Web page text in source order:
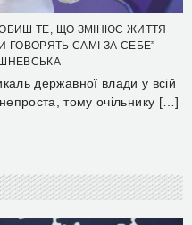
ТЕ, ЩО ЗМІНЮЄ ЖИТТЯ
ГОВОРЯТЬ САМІ ЗА СЕБЕ” –
державної влади у всій
тому очільнику […]